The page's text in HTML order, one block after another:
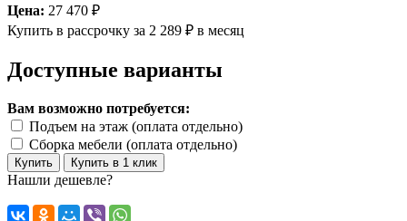
Цена: 27 470 ₽
Купить в рассрочку за 2 289 ₽ в месяц
Доступные варианты
Вам возможно потребуется:
Подъем на этаж (оплата отдельно)
Сборка мебели (оплата отдельно)
Купить Купить в 1 клик
Нашли дешевле?